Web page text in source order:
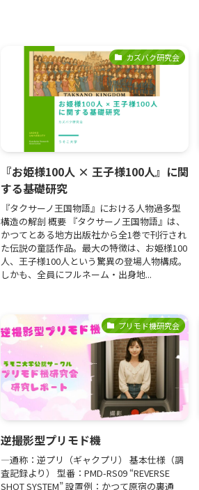
カズバク研究会
『お姫様100人 × 王子様100人』に関
する基礎研究
『タクサーノ王国物語』における人物過多型
構造の解剖 概要 『タクサーノ王国物語』は、
かつてとある地方出版社から全1巻で刊行され
た伝説の童話作品。最大の特徴は、お姫様100
人、王子様100人という驚異の登場人物構成。
しかも、全員にフルネーム・出身地...
プリモド機研究会
逆撮影型プリモド機
―通称：逆プリ（ギャクプリ） 基本仕様（調
査記録より） 型番：PMD-RS09 “REVERSE
SHOT SYSTEM” 設置例：かつて原宿の裏通